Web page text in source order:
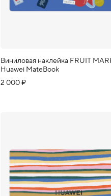
Виниловая наклейка FRUIT
Huawei MateBook
2 000 ₽